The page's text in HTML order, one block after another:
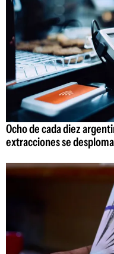
Ocho de cada diez
extracciones se